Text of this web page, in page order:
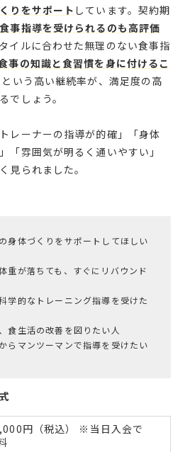
りをサポート しています。契約期
事指導を受けられるのも高評価
イルに合わせた無理のない食事指
事の知識と食習慣を身に付けるこ
いう高い継続率が、満足度の高
でしょう。
レーナーの指導が的確」「身体
「雰囲気が明るく通いやすい」
見られました。
身体づくりをサポートしてほしい
重が落ちても、すぐにリバウンド
学的なトレーニング指導を受けた
食生活の改善を図りたい人
らマンツーマンで指導を受けたい
円（税込） ※当日入会で